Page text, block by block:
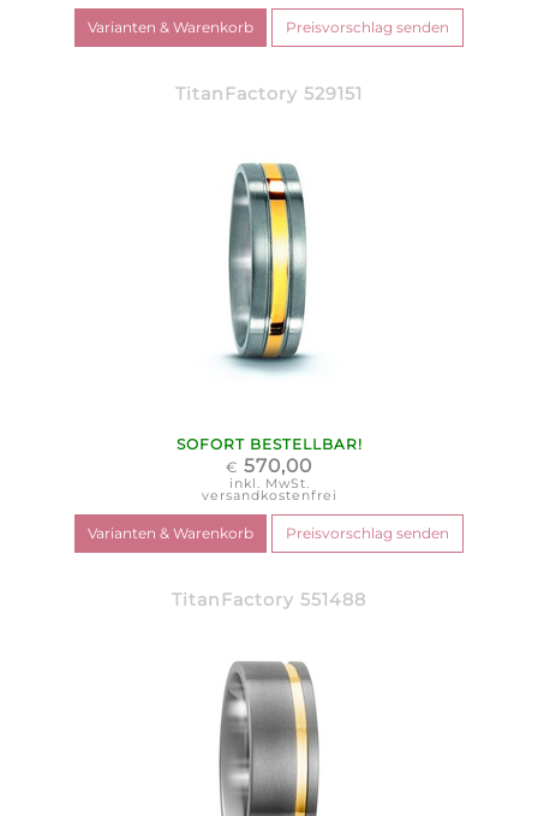
TitanFactory 529151
SOFORT BESTELLBAR!
€ 570,00
inkl. MwSt.
versandkostenfrei
TitanFactory 551488